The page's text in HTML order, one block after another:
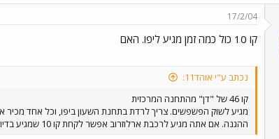
17/2/04
קו 10 כול כמה זמן מגיע ליפו. האם
נכתב ע"י אוהד11:
קו 46 של "דן" מהתחנה המרכזית
מגיע לשוק הפשפשים. צריך לרדת בתחנת השעון ביפו, וכל אחד
ההגנה. אם אתה מגיע לרכבת ארלוזרוב אפשר לקחת קו 10 שמגיע בדיוק לאותו מקום. התדירות של 46 הרבה יותר גבוהה.